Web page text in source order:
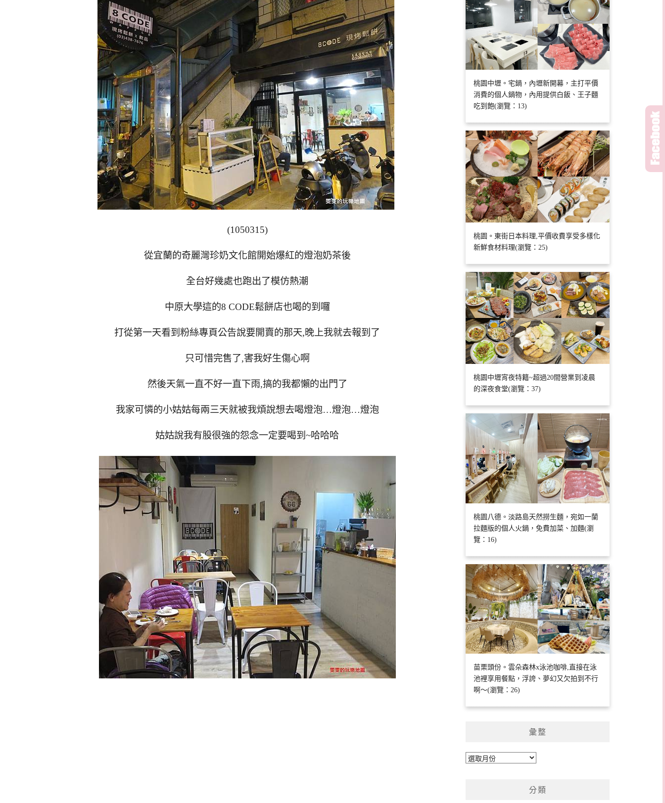
(1050315)
從宜蘭的奇麗灣珍奶文化館開始爆紅的燈泡奶茶後
全台好幾處也跑出了模仿熱潮
中原大學這的8 CODE鬆餅店也喝的到囉
打從第一天看到粉絲專頁公告說要開賣的那天,晚上我就去報到了
只可惜完售了,害我好生傷心啊
然後天氣一直不好一直下雨,搞的我都懶的出門了
我家可憐的小姑姑每兩三天就被我煩說想去喝燈泡…燈泡…燈泡
姑姑說我有股很強的怨念一定要喝到~哈哈哈
桃園中壢。宅鍋，內壢新開幕，主打平價
消費的個人鍋物，內用提供白飯、王子麵
吃到飽(瀏覽：13)
桃園。東街日本料理,平價收費享受多樣化
新鮮食材料理(瀏覽：25)
桃園中壢宵夜特籍~超過20間營業到凌晨
的深夜食堂(瀏覽：37)
桃園八德。淡路島天然撈生麵，宛如一蘭
拉麵版的個人火鍋，免費加菜、加麵(瀏
覽：16)
苗栗頭份。雲朵森林x泳池咖啡,直接在泳
池裡享用餐點，浮誇、夢幻又欠拍到不行
啊～(瀏覽：26)
彙整
彙
分類